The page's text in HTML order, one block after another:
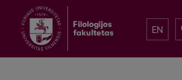
EN